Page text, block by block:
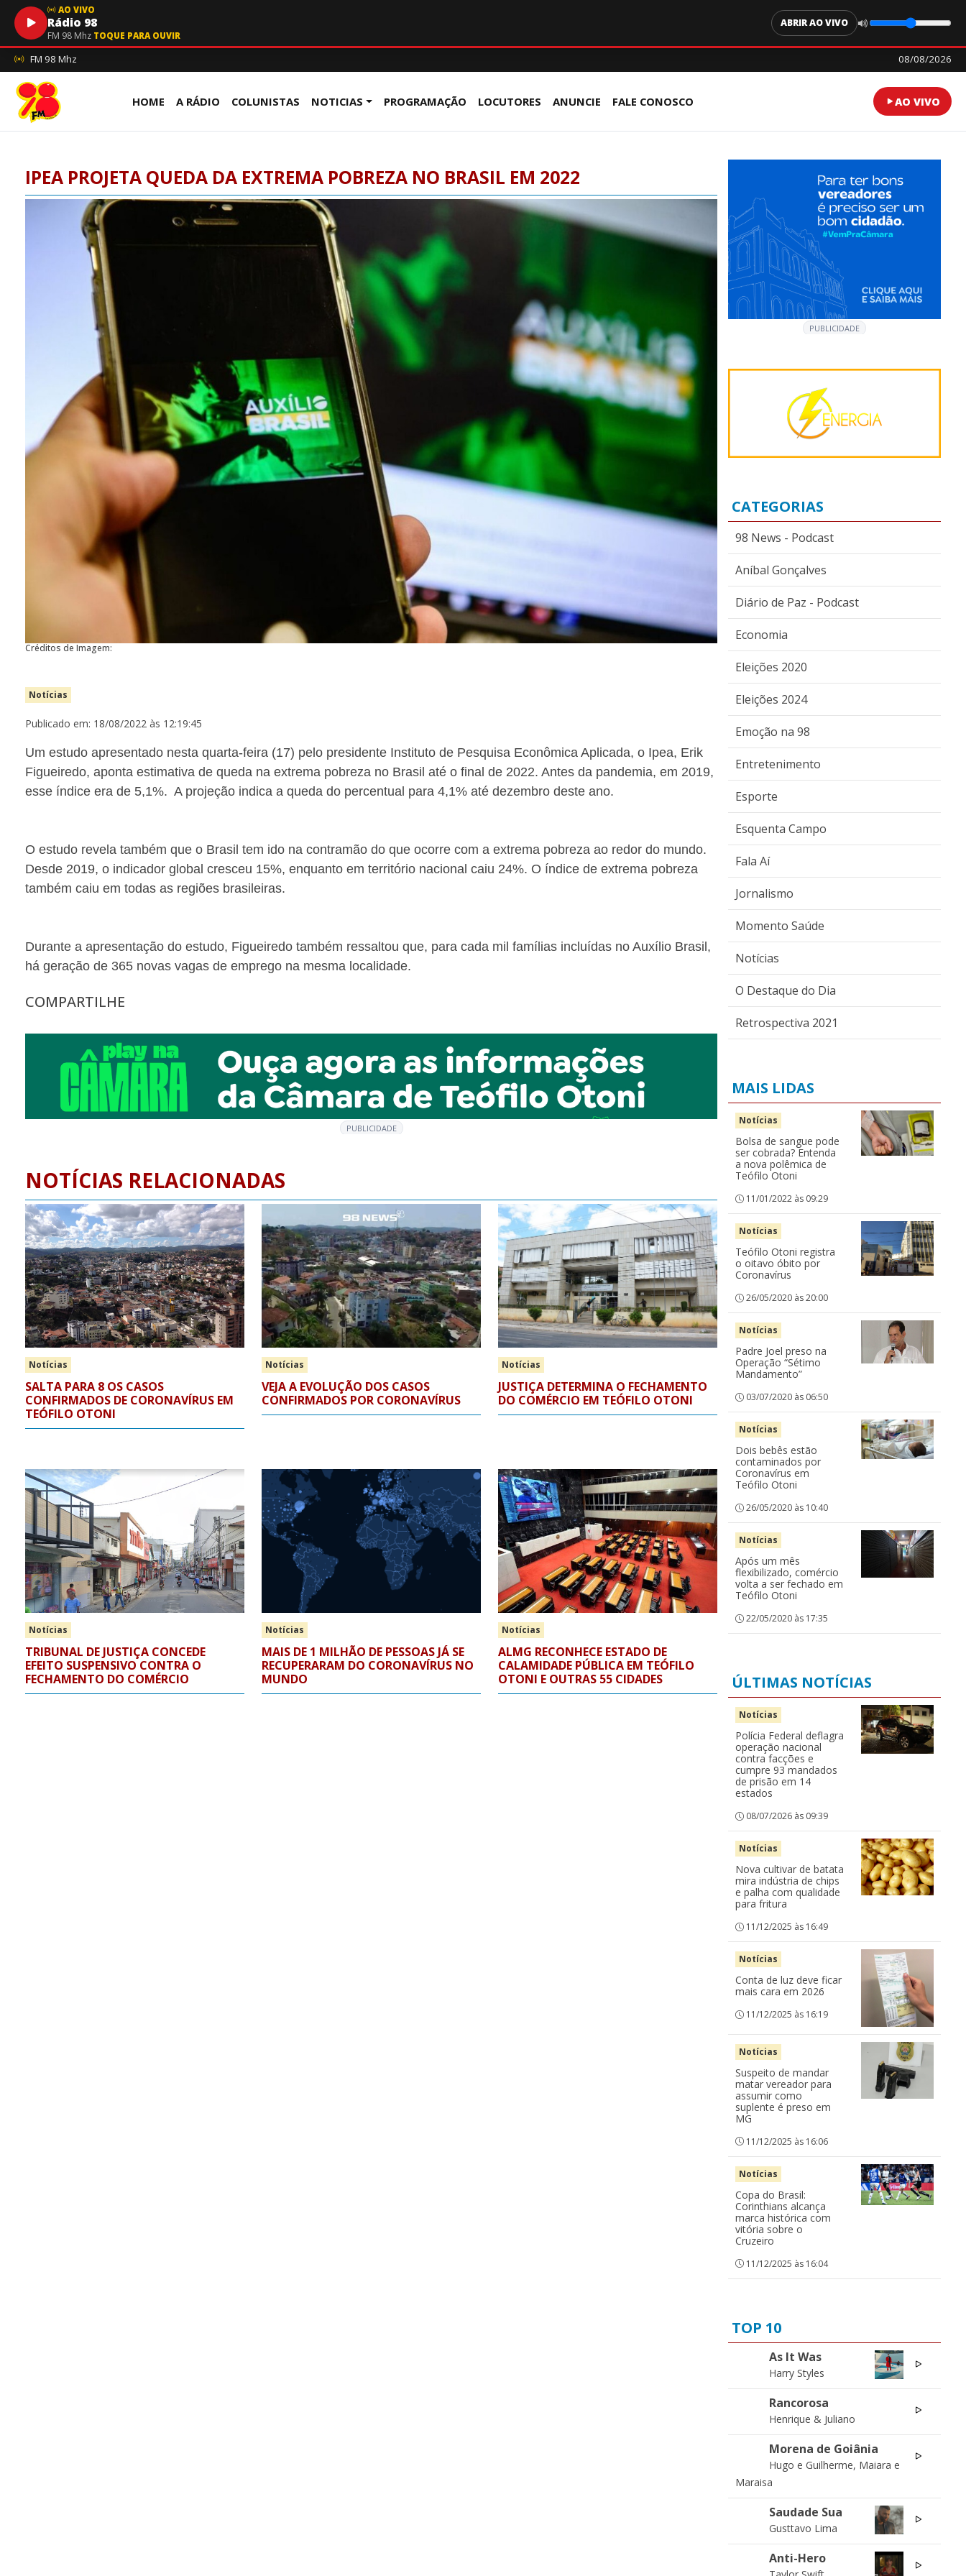
AO VIVO
Rádio 98
FM 98 Mhz TOQUE PARA OUVIR
ABRIR AO VIVO
FM 98 Mhz 08/08/2026
HOME A RÁDIO COLUNISTAS NOTICIAS PROGRAMAÇÃO LOCUTORES ANUNCIE FALE CONOSCO AO VIVO
IPEA PROJETA QUEDA DA EXTREMA POBREZA NO BRASIL EM 2022
Créditos de Imagem:
Notícias
Publicado em: 18/08/2022 às 12:19:45
Um estudo apresentado nesta quarta-feira (17) pelo presidente Instituto de Pesquisa Econômica Aplicada, o Ipea, Erik
Figueiredo, aponta estimativa de queda na extrema pobreza no Brasil até o final de 2022. Antes da pandemia, em 2019,
esse índice era de 5,1%. A projeção indica a queda do percentual para 4,1% até dezembro deste ano.
O estudo revela também que o Brasil tem ido na contramão do que ocorre com a extrema pobreza ao redor do mundo.
Desde 2019, o indicador global cresceu 15%, enquanto em território nacional caiu 24%. O índice de extrema pobreza
também caiu em todas as regiões brasileiras.
Durante a apresentação do estudo, Figueiredo também ressaltou que, para cada mil famílias incluídas no Auxílio Brasil,
há geração de 365 novas vagas de emprego na mesma localidade.
COMPARTILHE
PUBLICIDADE
NOTÍCIAS RELACIONADAS
Notícias
SALTA PARA 8 OS CASOS
CONFIRMADOS DE CORONAVÍRUS EM
TEÓFILO OTONI
Notícias
VEJA A EVOLUÇÃO DOS CASOS
CONFIRMADOS POR CORONAVÍRUS
Notícias
JUSTIÇA DETERMINA O FECHAMENTO
DO COMÉRCIO EM TEÓFILO OTONI
Notícias
TRIBUNAL DE JUSTIÇA CONCEDE
EFEITO SUSPENSIVO CONTRA O
FECHAMENTO DO COMÉRCIO
Notícias
MAIS DE 1 MILHÃO DE PESSOAS JÁ SE
RECUPERARAM DO CORONAVÍRUS NO
MUNDO
Notícias
ALMG RECONHECE ESTADO DE
CALAMIDADE PÚBLICA EM TEÓFILO
OTONI E OUTRAS 55 CIDADES
PUBLICIDADE
CATEGORIAS
98 News - Podcast
Aníbal Gonçalves
Diário de Paz - Podcast
Economia
Eleições 2020
Eleições 2024
Emoção na 98
Entretenimento
Esporte
Esquenta Campo
Fala Aí
Jornalismo
Momento Saúde
Notícias
O Destaque do Dia
Retrospectiva 2021
MAIS LIDAS
Notícias
Bolsa de sangue pode
ser cobrada? Entenda
a nova polêmica de
Teófilo Otoni
11/01/2022 às 09:29
Notícias
Teófilo Otoni registra
o oitavo óbito por
Coronavírus
26/05/2020 às 20:00
Notícias
Padre Joel preso na
Operação “Sétimo
Mandamento”
03/07/2020 às 06:50
Notícias
Dois bebês estão
contaminados por
Coronavírus em
Teófilo Otoni
26/05/2020 às 10:40
Notícias
Após um mês
flexibilizado, comércio
volta a ser fechado em
Teófilo Otoni
22/05/2020 às 17:35
ÚLTIMAS NOTÍCIAS
Notícias
Polícia Federal deflagra
operação nacional
contra facções e
cumpre 93 mandados
de prisão em 14
estados
08/07/2026 às 09:39
Notícias
Nova cultivar de batata
mira indústria de chips
e palha com qualidade
para fritura
11/12/2025 às 16:49
Notícias
Conta de luz deve ficar
mais cara em 2026
11/12/2025 às 16:19
Notícias
Suspeito de mandar
matar vereador para
assumir como
suplente é preso em
MG
11/12/2025 às 16:06
Notícias
Copa do Brasil:
Corinthians alcança
marca histórica com
vitória sobre o
Cruzeiro
11/12/2025 às 16:04
TOP 10
As It Was
Harry Styles
Rancorosa
Henrique & Juliano
Morena de Goiânia
Hugo e Guilherme, Maiara e
Maraisa
Saudade Sua
Gusttavo Lima
Anti-Hero